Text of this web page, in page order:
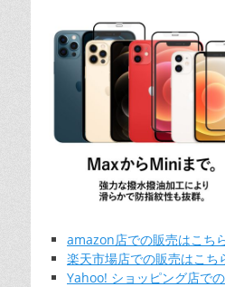
amazon店での販売はこち
楽天市場店での販売はこち
Yahoo! ショッピング店で